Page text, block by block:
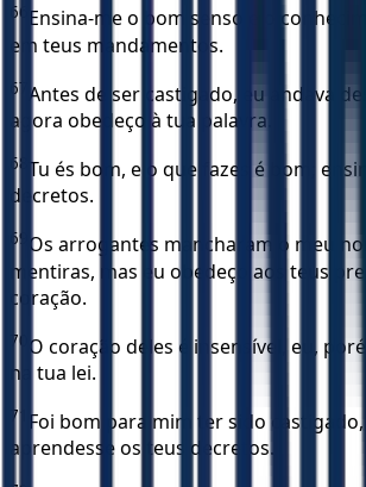
66 Ensina-me o bom senso e o
em teus mandamentos.
67 Antes de ser castigado, eu andava
agora obedeço à tua palavra.
68 Tu és bom, e o que fazes é bom;
decretos.
69 Os arrogantes mancharam o meu
mentiras, mas eu obedeço aos teus
coração.
70 O coração deles é insensível, eu,
na tua lei.
71
Foi bom para mim ter sido
aprendesse os teus decretos.